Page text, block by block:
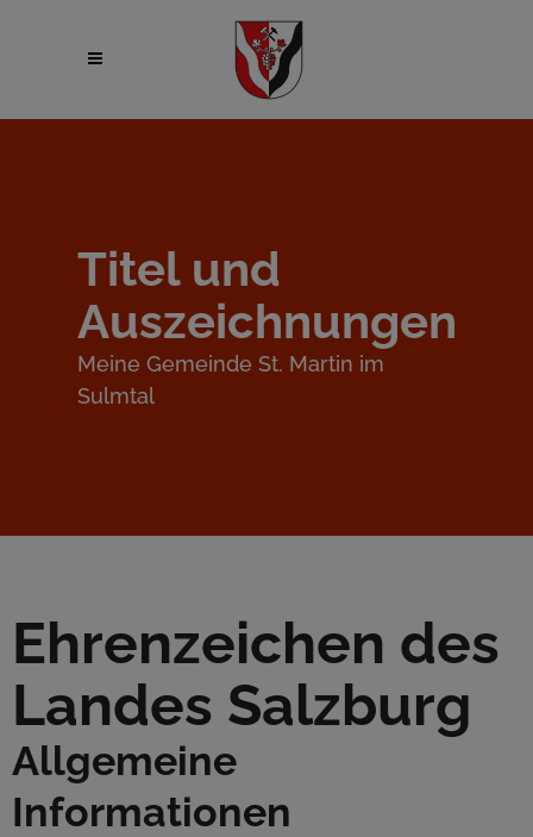
Titel und
Auszeichnungen
Meine Gemeinde St. Martin im
Sulmtal
Ehrenzeichen des
Landes Salzburg
Allgemeine
Informationen